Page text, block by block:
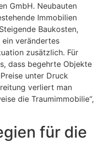
GmbH. Neubauten
Immobilien
Baukosten,
verändertes
zusätzlich. Für
dass begehrte Objekte
unter Druck
verliert man
die Traumimmobilie“,
für die